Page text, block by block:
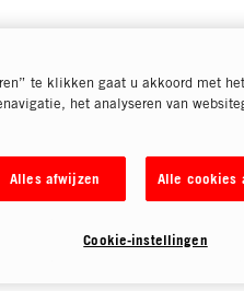
te klikken gaat u akkoord met
het analyseren van
Alles afwijzen Alle cookies
Cookie-instellingen